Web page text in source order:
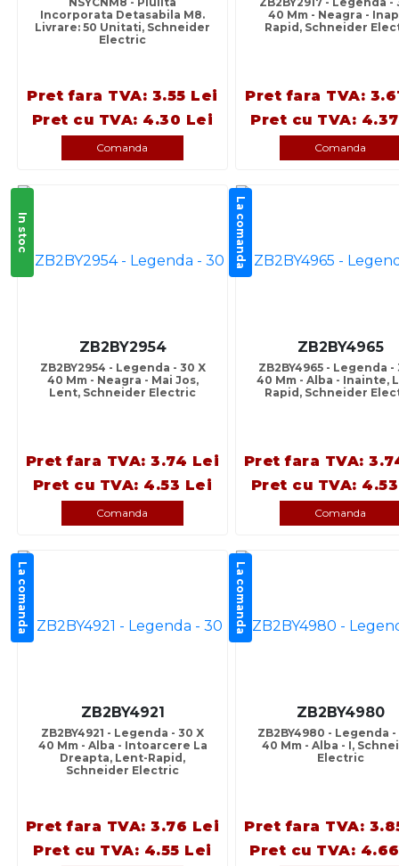
Incorporata Detasabila M8.
Livrare: 50 Unitati, Schneider
Electric
Pret fara TVA: 3.55 Lei
Pret cu TVA: 4.30 Lei
Comanda
40 Mm - Neagra -
Rapid, Schneider
Pret fara TVA:
Pret cu TVA:
Comanda
In stoc
ZB2BY2954
ZB2BY2954 - Legenda - 30 X
40 Mm - Neagra - Mai Jos,
Lent, Schneider Electric
Pret fara TVA: 3.74 Lei
Pret cu TVA: 4.53 Lei
Comanda
La comanda
ZB2BY4965
ZB2BY4965 - Legenda -
40 Mm - Alba - Inainte,
Rapid, Schneider
Pret fara TVA:
Pret cu TVA:
Comanda
La comanda
ZB2BY4921
ZB2BY4921 - Legenda - 30 X
40 Mm - Alba - Intoarcere La
Dreapta, Lent-Rapid,
Schneider Electric
Pret fara TVA: 3.76 Lei
Pret cu TVA: 4.55 Lei
La comanda
ZB2BY4980
ZB2BY4980 - Legenda -
40 Mm - Alba - I,
Electric
Pret fara TVA:
Pret cu TVA: